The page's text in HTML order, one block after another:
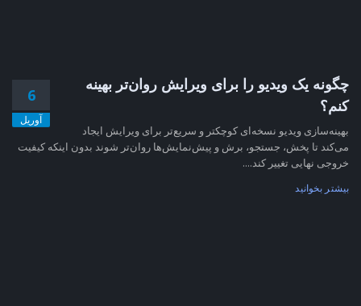
6
آوریل
چگونه یک ویدیو را برای ویرایش روان‌تر بهینه
کنم؟
بهینه‌سازی ویدیو نسخه‌ای کوچکتر و سریع‌تر برای ویرایش ایجاد
می‌کند تا پخش، جستجو، برش و پیش‌نمایش‌ها روان‌تر شوند بدون اینکه کیفیت
خروجی نهایی تغییر کند....
بیشتر بخوانید